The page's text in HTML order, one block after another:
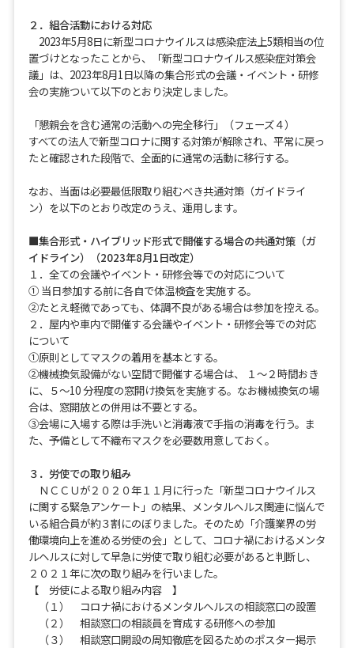
２．組合活動における対応
2023年5月8日に新型コロナウイルスは感染症法上5類相当の位
置づけとなったことから、「新型コロナウイルス感染症対策会
議」は、2023年8月1日以降の集合形式の会議・イベント・研修
会の実施ついて以下のとおり決定しました。
「懇親会を含む通常の活動への完全移行」（フェーズ４）
すべての法人で新型コロナに関する対策が解除され、平常に戻っ
たと確認された段階で、全面的に通常の活動に移行する。
なお、当面は必要最低限取り組むべき共通対策（ガイドライ
ン）を以下のとおり改定のうえ、運用します。
■集合形式・ハイブリッド形式で開催する場合の共通対策（ガ
イドライン）（2023年8月1日改定）
１．全ての会議やイベント・研修会等での対応について
① 当日参加する前に各自で体温検査を実施する。
②たとえ軽微であっても、体調不良がある場合は参加を控える。
２．屋内や車内で開催する会議やイベント・研修会等での対応
について
①原則としてマスクの着用を基本とする。
②機械換気設備がない空間で開催する場合は、 １～２時間おき
に、５～10 分程度の窓開け換気を実施する。なお機械換気の場
合は、窓開放との併用は不要とする。
③会場に入場する際は手洗いと消毒液で手指の消毒を行う。ま
た、予備として不織布マスクを必要数用意しておく。
３．労使での取り組み
ＮＣＣＵが２０２０年１１月に行った「新型コロナウイルス
に関する緊急アンケート」の結果、メンタルヘルス関連に悩んで
いる組合員が約３割にのぼりました。そのため「介護業界の労
働環境向上を進める労使の会」として、コロナ禍におけるメンタ
ルヘルスに対して早急に労使で取り組む必要があると判断し、
２０２１年に次の取り組みを行いました。
【 労使による取り組み内容 】
（１） コロナ禍におけるメンタルヘルスの相談窓口の設置
（２） 相談窓口の相談員を育成する研修への参加
（３） 相談窓口開設の周知徹底を図るためのポスター掲示